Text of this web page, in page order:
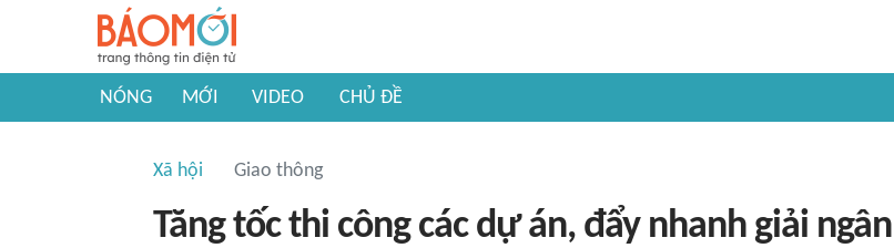
NÓNG MỚI VIDEO CHỦ ĐỀ
Xã hội Giao thông
Tăng tốc thi công các dự án, đẩy nhanh giải ngân